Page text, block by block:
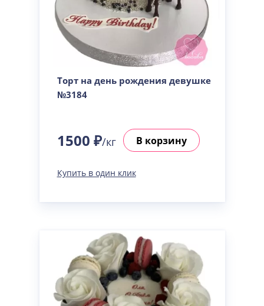
Торт на день рождения девушке
№3184
1500 ₽/кг В корзину
Купить в один клик